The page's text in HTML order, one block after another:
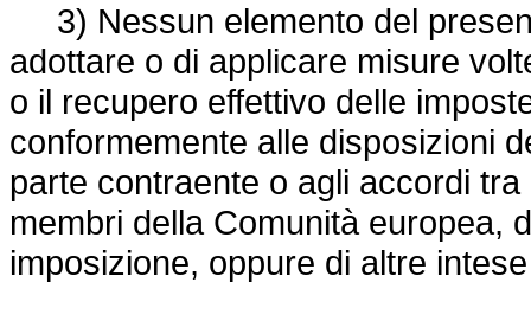
3) Nessun elemento del
adottare o di applicare misure
o il recupero effettivo delle
conformemente alle disposizioni
parte contraente o agli accordi
membri della Comunità europea,
imposizione, oppure di altre